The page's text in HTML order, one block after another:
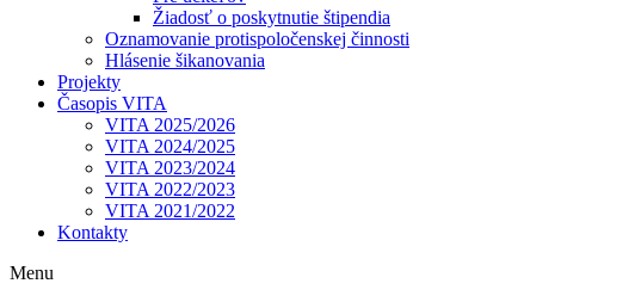
Žiadosť o poskytnutie štipendia
Oznamovanie protispoločenskej činnosti
Hlásenie šikanovania
Projekty
Časopis VITA
VITA 2025/2026
VITA 2024/2025
VITA 2023/2024
VITA 2022/2023
VITA 2021/2022
Kontakty
Menu